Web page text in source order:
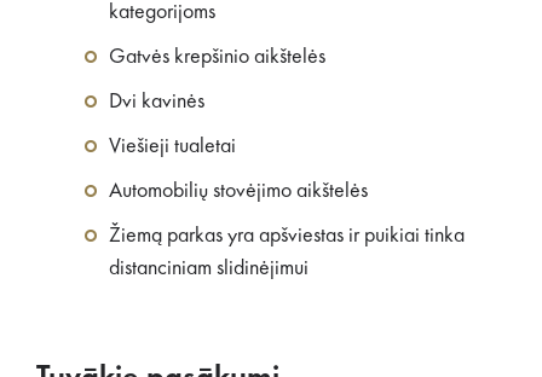
kategorijoms
Gatvės krepšinio aikštelės
Dvi kavinės
Viešieji tualetai
Automobilių stovėjimo aikštelės
Žiemą parkas yra apšviestas ir puikiai tinka
distanciniam slidinėjimui